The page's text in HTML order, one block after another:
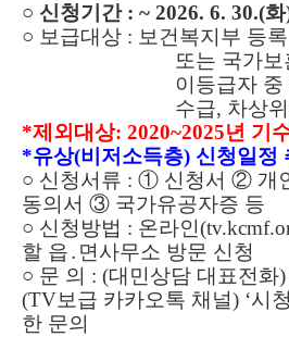
○ 신청기간 : ~ 2026. 6. 30.(화
○ 보급대상 : 보건복지부 등
또는 국가
이등급자
수급, 차상
*제외대상: 2020~2025년 기
*유상(비저소득층) 신청일정
○ 신청서류 : ① 신청서 ② 개
동의서 ③ 국가유공자증 등
○ 신청방법 : 온라인
할 읍․ 면사무소 방문 신청
○ 문 의 : (대민상담 대표전화
(TV보급 카카오톡 채널) ‘시
한 문의